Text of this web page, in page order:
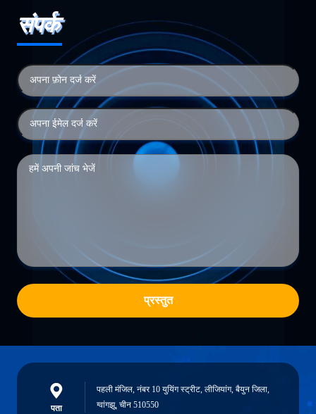
संपर्क
प्रस्तुत
पता
पहली मंजिल, नंबर 10 युयिंग स्ट्रीट, लीजियांग, बैयुन जिला,
ग्वांगझू, चीन 510550